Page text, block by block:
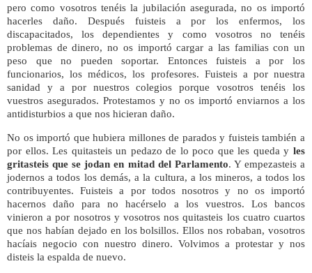
pero como vosotros tenéis la jubilación asegurada, no os importó
hacerles daño. Después fuisteis a por los enfermos, los
discapacitados, los dependientes y como vosotros no tenéis
problemas de dinero, no os importó cargar a las familias con un
peso que no pueden soportar. Entonces fuisteis a por los
funcionarios, los médicos, los profesores. Fuisteis a por nuestra
sanidad y a por nuestros colegios porque vosotros tenéis los
vuestros asegurados. Protestamos y no os importó enviarnos a los
antidisturbios a que nos hicieran daño.
No os importó que hubiera millones de parados y fuisteis también a
por ellos. Les quitasteis un pedazo de lo poco que les queda y les
gritasteis que se jodan en mitad del Parlamento. Y empezasteis a
jodernos a todos los demás, a la cultura, a los mineros, a todos los
contribuyentes. Fuisteis a por todos nosotros y no os importó
hacernos daño para no hacérselo a los vuestros. Los bancos
vinieron a por nosotros y vosotros nos quitasteis los cuatro cuartos
que nos habían dejado en los bolsillos. Ellos nos robaban, vosotros
hacíais negocio con nuestro dinero. Volvimos a protestar y nos
disteis la espalda de nuevo.